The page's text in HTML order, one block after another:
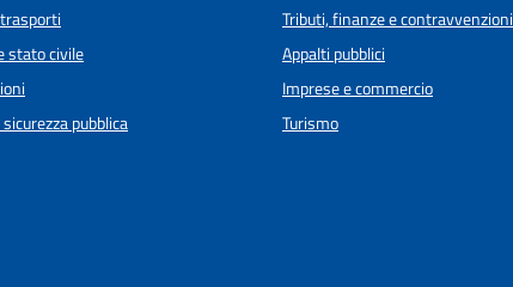
stato civile
pubblica
Tributi, finanze e contravvenzioni
Appalti pubblici
Imprese e commercio
Turismo